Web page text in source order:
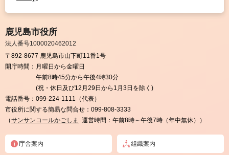
鹿児島市役所
法人番号1000020462012
〒892-8677 鹿児島市山下町11番1号
開庁時間： 月曜日から金曜日
午前8時45分から午後4時30分
(祝・休日及び12月29日から1月3日を除く)
電話番号： 099-224-1111（代表）
市役所に関する簡易な問合せ： 099-808-3333
（サンサンコールかごしま 運営時間：午前8時～午後7時（年中無休））
庁舎案内 組織案内